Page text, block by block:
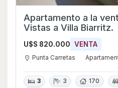
Apartamento a la
Vistas a Villa Biarritz.
U$S 820.000 VENTA
Punta Carretas
3 3 170